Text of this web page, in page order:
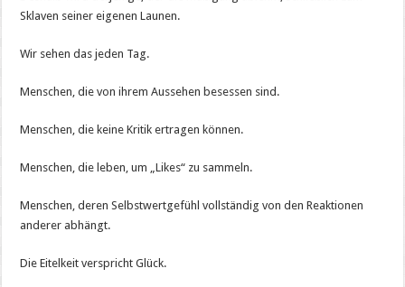
Sklaven seiner eigenen Launen.
Wir sehen das jeden Tag.
Menschen, die von ihrem Aussehen besessen sind.
Menschen, die keine Kritik ertragen können.
Menschen, die leben, um „Likes“ zu sammeln.
Menschen, deren Selbstwertgefühl vollständig von den Reaktionen
anderer abhängt.
Die Eitelkeit verspricht Glück.